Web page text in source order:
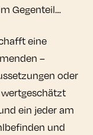
Gegenteil…
eine
–
oder
ein jeder am
und